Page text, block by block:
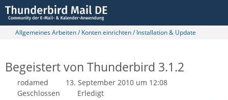
Allgemeines Arbeiten / Konten einrichten / Installation & Update
Begeistert von Thunderbird 3.1.2
rodamed
13. September 2010 um 12:08
Geschlossen
Erledigt